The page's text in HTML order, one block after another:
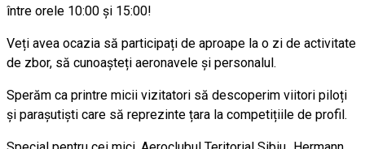
între orele 10:00 și 15:00!
Veți avea ocazia să participați de aproape la o zi de activitate
de zbor, să cunoașteți aeronavele și personalul.
Sperăm ca printre micii vizitatori să descoperim viitori piloți
și parașutiști care să reprezinte țara la competițiile de profil.